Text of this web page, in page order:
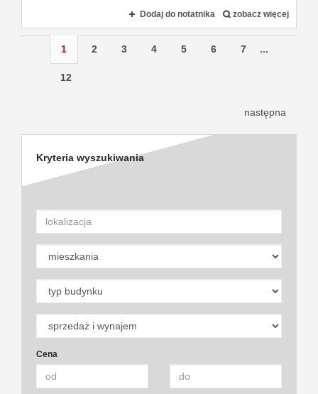
Dodaj do notatnika zobacz więcej
1 2 3 4 5 6 7 ...
12
następna
Kryteria wyszukiwania
Cena